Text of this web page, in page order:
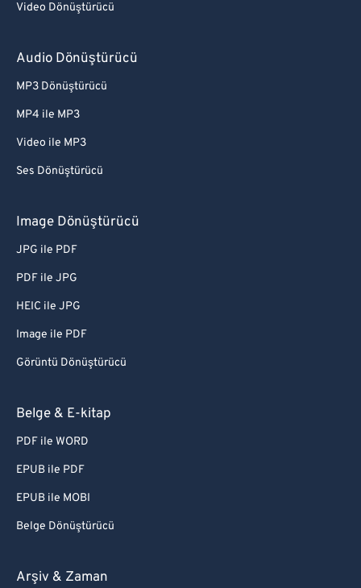
Video Dönüştürücü
Audio Dönüştürücü
MP3 Dönüştürücü
MP4 ile MP3
Video ile MP3
Ses Dönüştürücü
Image Dönüştürücü
JPG ile PDF
PDF ile JPG
HEIC ile JPG
Image ile PDF
Görüntü Dönüştürücü
Belge & E-kitap
PDF ile WORD
EPUB ile PDF
EPUB ile MOBI
Belge Dönüştürücü
Arşiv & Zaman